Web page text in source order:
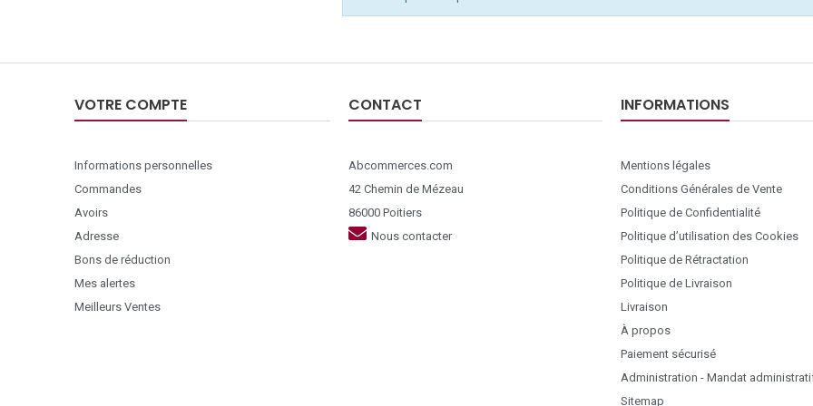
VOTRE COMPTE
Informations personnelles
Commandes
Avoirs
Adresse
Bons de réduction
Mes alertes
Meilleurs Ventes
CONTACT
Abcommerces.com
42 Chemin de Mézeau
86000 Poitiers
Nous contacter
INFORMATIONS
Mentions légales
Conditions Générales de Vente
Politique de Confidentialité
Politique d’utilisation des Cookies
Politique de Rétractation
Politique de Livraison
Livraison
À propos
Paiement sécurisé
Administration - Mandat
Sitemap